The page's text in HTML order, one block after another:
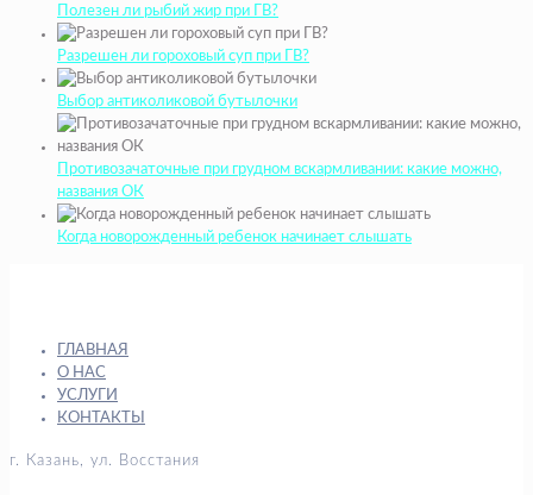
Полезен ли рыбий жир при ГВ?
Разрешен ли гороховый суп при ГВ?
Выбор антиколиковой бутылочки
Противозачаточные при грудном вскармливании: какие можно,
названия ОК
Когда новорожденный ребенок начинает слышать
ГЛАВНАЯ
О НАС
УСЛУГИ
КОНТАКТЫ
г. Казань, ул. Восстания